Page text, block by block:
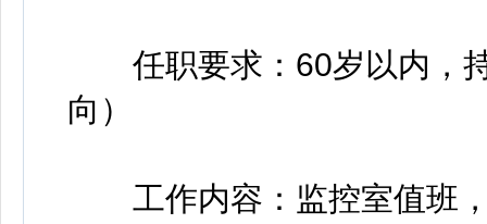
任职要求：60岁以内，持
向）
工作内容：监控室值班，